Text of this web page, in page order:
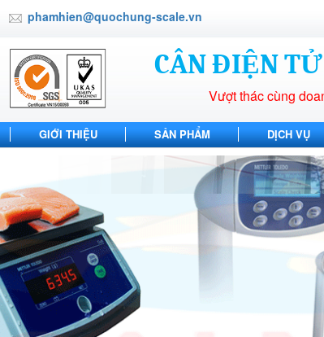
phamhien@quochung-scale.vn
CÂN ĐIỆN
Vượt thác cùng
GIỚI THIỆU SẢN PHẨM DỊCH VỤ